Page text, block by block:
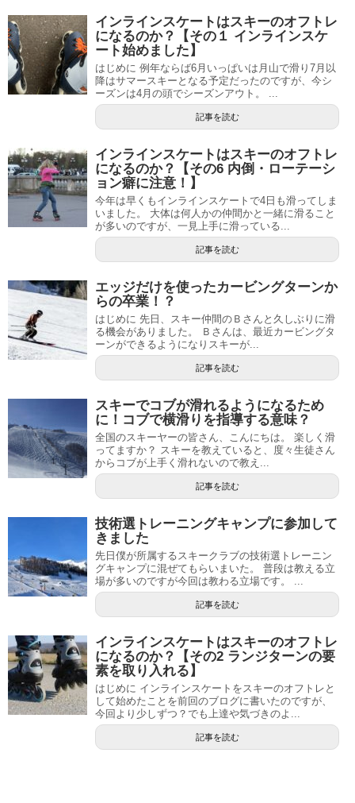
インラインスケートはスキーのオフトレ
になるのか？【その１ インラインスケ
ート始めました】
はじめに 例年ならば6月いっぱいは月山で滑り7月以
降はサマースキーとなる予定だったのですが、今シ
ーズンは4月の頭でシーズンアウト。 ...
記事を読む
インラインスケートはスキーのオフトレ
になるのか？【その6 内倒・ローテーシ
ョン癖に注意！】
今年は早くもインラインスケートで4日も滑ってしま
いました。 大体は何人かの仲間かと一緒に滑ること
が多いのですが、一見上手に滑っている...
記事を読む
エッジだけを使ったカービングターンか
らの卒業！？
はじめに 先日、スキー仲間のＢさんと久しぶりに滑
る機会がありました。 Ｂさんは、最近カービングタ
ーンができるようになりスキーが...
記事を読む
スキーでコブが滑れるようになるため
に！コブで横滑りを指導する意味？
全国のスキーヤーの皆さん、こんにちは。 楽しく滑
ってますか？ スキーを教えていると、度々生徒さん
からコブが上手く滑れないので教え...
記事を読む
技術選トレーニングキャンプに参加して
きました
先日僕が所属するスキークラブの技術選トレーニン
グキャンプに混ぜてもらいまいた。 普段は教える立
場が多いのですが今回は教わる立場です。 ...
記事を読む
インラインスケートはスキーのオフトレ
になるのか？【その2 ランジターンの要
素を取り入れる】
はじめに インラインスケートをスキーのオフトレと
して始めたことを前回のブログに書いたのですが、
今回より少しずつ？でも上達や気づきのよ...
記事を読む